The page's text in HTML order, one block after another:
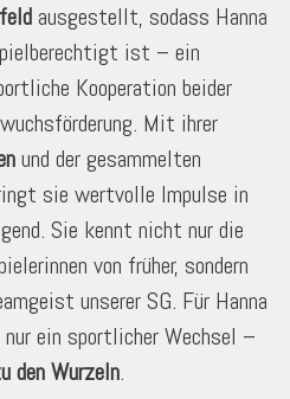
ausgestellt, sodass Hanna
ist – ein
Kooperation beider
Mit ihrer
und der gesammelten
sie wertvolle Impulse in
Sie kennt nicht nur die
von früher, sondern
unserer SG. Für Hanna
ein sportlicher Wechsel –
den Wurzeln.